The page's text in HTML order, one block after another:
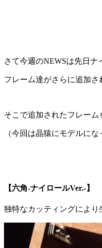
さて今週のNEWSは先日
フレーム達がさらに追加さ
そこで追加されたフレーム
（今回は晶猿にモデルにな
【六角-ナイロールVer.-】
独特なカッティングにより